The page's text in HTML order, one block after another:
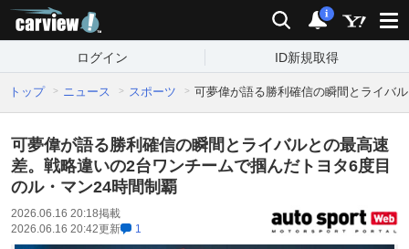
検索 通知
i
ログイン ID新規取得
トップ ニュース スポーツ 可夢偉が語る勝利確信の瞬間とライバ
可夢偉が語る勝利確信の瞬間とライバルとの最高速
差。戦略違いの2台ワンチームで掴んだトヨタ6度目
のル・マン24時間制覇
2026.06.16 20:18掲載
2026.06.16 20:42更新 1